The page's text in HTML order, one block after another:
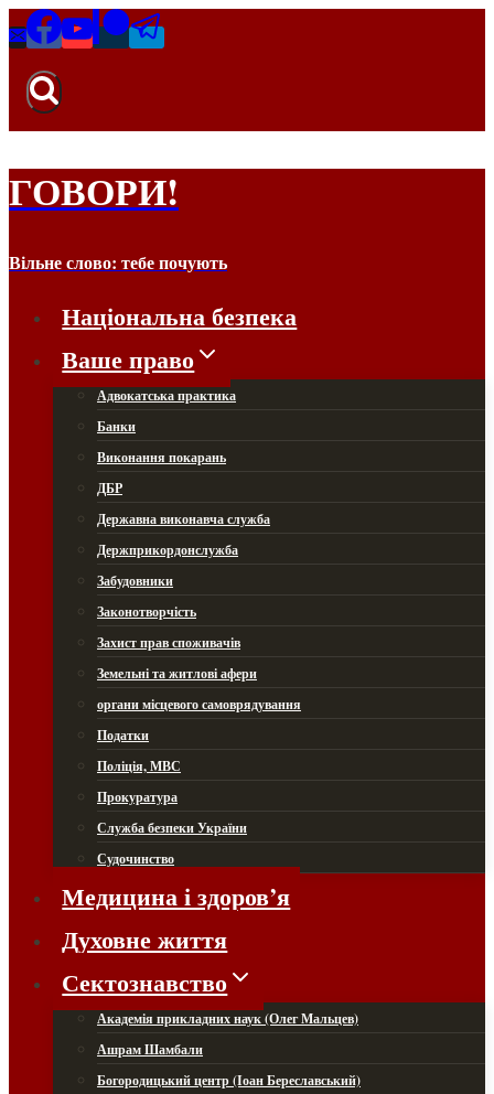
Перейти
до
вмісту
ГОВОРИ!
Вільне слово: тебе почують
Національна безпека
Ваше право
Адвокатська практика
Банки
Виконання покарань
ДБР
Державна виконавча служба
Держприкордонслужба
Забудовники
Законотворчість
Захист прав споживачів
Земельні та житлові афери
органи місцевого самоврядування
Податки
Поліція, МВС
Прокуратура
Служба безпеки України
Судочинство
Медицина і здоров’я
Духовне життя
Сектознавство
Академія прикладних наук (Олег Мальцев)
Ашрам Шамбали
Богородицький центр (Іоан Береславський)